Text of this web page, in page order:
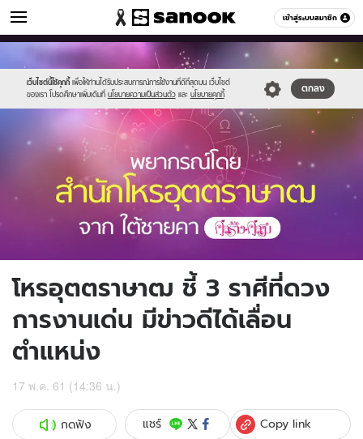
เข้าสู่ระบบสมาชิก
ดูดวง หมวดอื่นๆ
เว็บไซต์นี้ใช้คุกกี้ เพื่อให้ท่านได้รับประสบการณ์การใช้งานที่ดีที่สุดบน เว็บไซต์
ของเรา โปรดศึกษาเพิ่มเติมที่ นโยบายความเป็นส่วนตัว และ นโยบายคุกกี้
ตกลง
Sanook
//s.isanook.com/sr/0/images/logo-
new-
sanook.png
//s.isanook.com/ho/0/ud/27/139961/uttrasat2.jpg
โหรอุตตราษาฒ ชี้ 3 ราศีที่ดวง
การงานเด่น มีข่าวดีได้เลื่อน
ตำแหน่ง
17 พ.ค. 61 (14:36 น.)
กดฟัง แชร์ Copy link